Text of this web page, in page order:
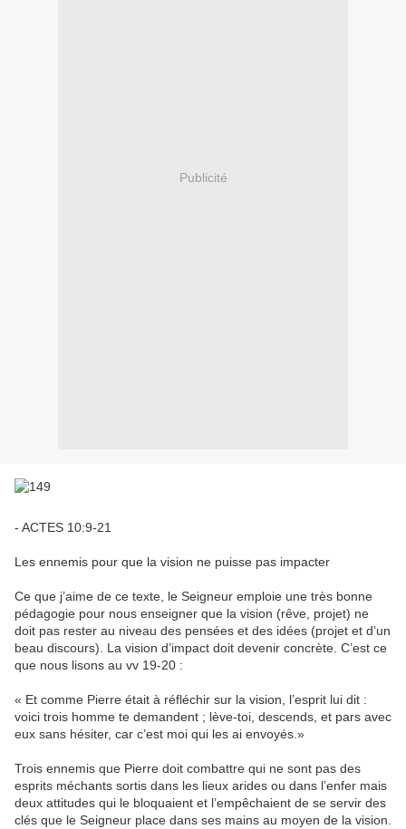
Publicité
- ACTES 10:9-21
Les ennemis pour que la vision ne puisse pas impacter
Ce que j’aime de ce texte, le Seigneur emploie une très bonne
pédagogie pour nous enseigner que la vision (rêve, projet) ne
doit pas rester au niveau des pensées et des idées (projet et d’un
beau discours). La vision d’impact doit devenir concrète. C’est ce
que nous lisons au vv 19-20 :
« Et comme Pierre était à réfléchir sur la vision, l’esprit lui dit :
voici trois homme te demandent ; lève-toi, descends, et pars avec
eux sans hésiter, car c’est moi qui les ai envoyés.»
Trois ennemis que Pierre doit combattre qui ne sont pas des
esprits méchants sortis dans les lieux arides ou dans l’enfer mais
deux attitudes qui le bloquaient et l’empêchaient de se servir des
clés que le Seigneur place dans ses mains au moyen de la vision.